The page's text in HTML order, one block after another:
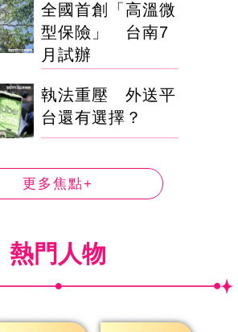
全國首創「高溫微
型保險」 台南7
月試辦
執法重壓 外送平
台還有選擇？
更多焦點+
熱門人物